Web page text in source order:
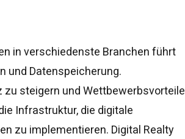
in verschiedenste Branchen führt
und Datenspeicherung.
zu steigern und Wettbewerbsvorteile
Infrastruktur, die digitale
zu implementieren. Digital Realty